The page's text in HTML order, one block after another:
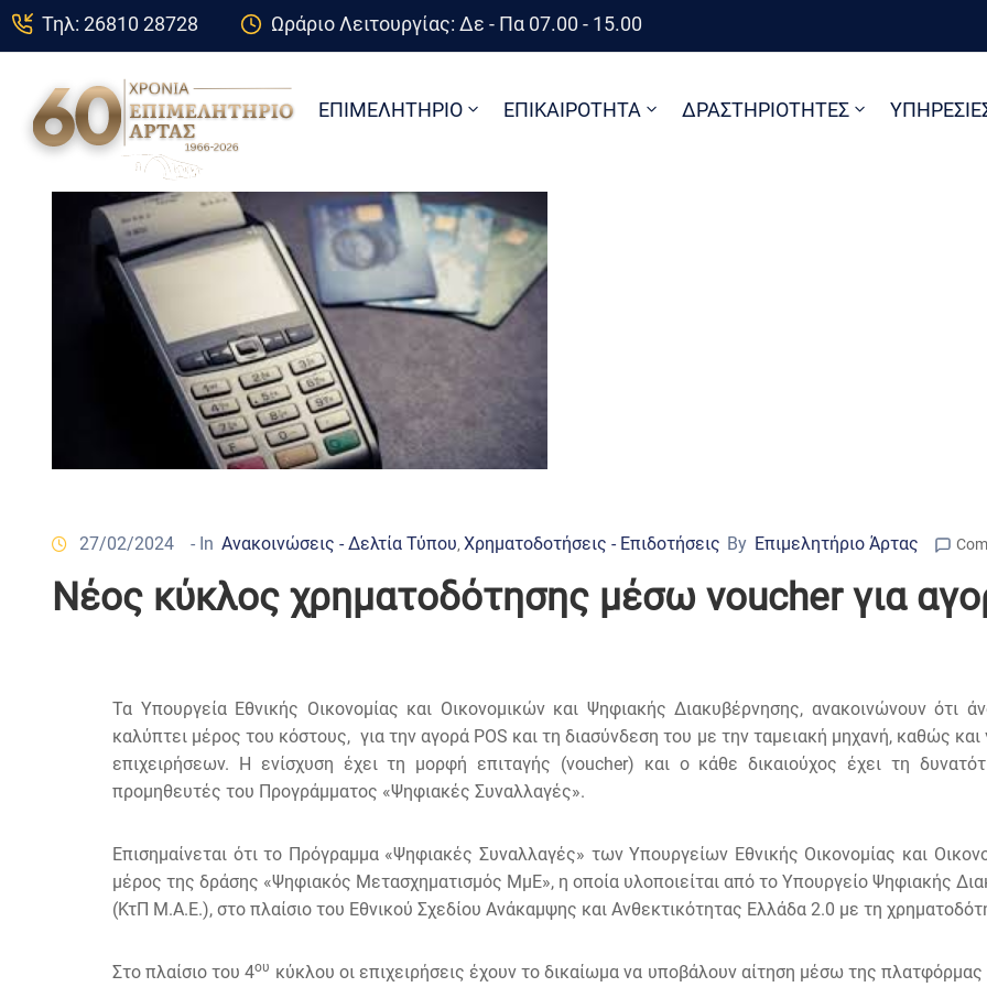
Τηλ: 26810 28728 Ωράριο Λειτουργίας: Δε - Πα 07.00 - 15.00
ΕΠΙΜΕΛΗΤΗΡΙΟ ΕΠΙΚΑΙΡΟΤΗΤΑ ΔΡΑΣΤΗΡΙΟΤΗΤΕΣ
27/02/2024 - In Ανακοινώσεις - Δελτία Τύπου‚ Χρηματοδοτήσεις - Επιδοτήσεις By Επιμελητήριο Άρτας
Νέος κύκλος χρηματοδότησης μέσω voucher για
Τα Υπουργεία Εθνικής Οικονομίας και Οικονομικών και Ψηφιακής Διακυβέρνησης, ανακοινώνουν ότι
καλύπτει μέρος του κόστους, για την αγορά POS και τη διασύνδεση του με την ταμειακή μηχανή, καθώς
επιχειρήσεων. Η ενίσχυση έχει τη μορφή επιταγής (voucher) και ο κάθε δικαιούχος έχει τη
προμηθευτές του Προγράμματος «Ψηφιακές Συναλλαγές».
Επισημαίνεται ότι το Πρόγραμμα «Ψηφιακές Συναλλαγές» των Υπουργείων Εθνικής Οικονομίας και
μέρος της δράσης «Ψηφιακός Μετασχηματισμός ΜμΕ», η οποία υλοποιείται από το Υπουργείο Ψηφιακής
(ΚτΠ Μ.Α.Ε.), στο πλαίσιο του Εθνικού Σχεδίου Ανάκαμψης και Ανθεκτικότητας Ελλάδα 2.0 με τη
Στο πλαίσιο του 4ου κύκλου οι επιχειρήσεις έχουν το δικαίωμα να υποβάλουν αίτηση μέσω της πλατφόρμας